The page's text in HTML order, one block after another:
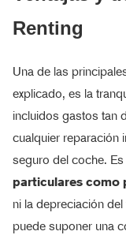
Renting
Una de las
explicado, es la
incluidos gastos tan
cualquier reparación
seguro del coche. Es
particulares como
ni la depreciación
puede suponer una